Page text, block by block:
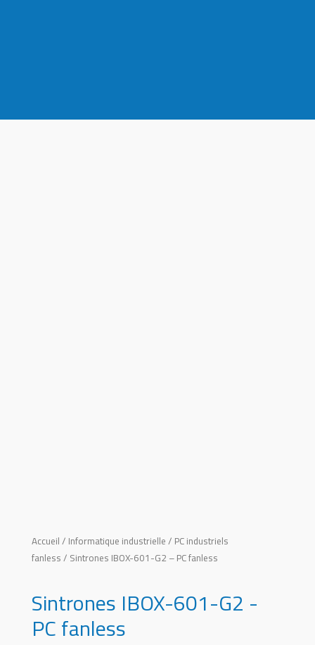
Accueil / Informatique industrielle / PC industriels
fanless / Sintrones IBOX-601-G2 – PC fanless
Sintrones IBOX-601-G2 -
PC fanless